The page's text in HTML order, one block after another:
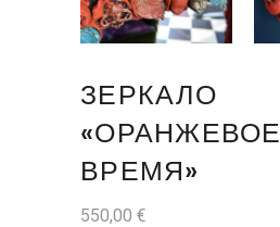
ЗЕРКАЛО
«ОРАНЖЕВОЕ
ВРЕМЯ»
550,00 €